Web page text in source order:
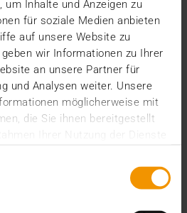
um Inhalte und Anzeigen zu
für soziale Medien anbieten
auf unsere Website zu
wir Informationen zu Ihrer
an unsere Partner für
und Analysen weiter. Unsere
möglicherweise mit
die Sie ihnen bereitgestellt